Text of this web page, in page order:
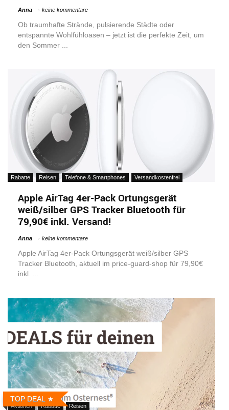
Anna keine kommentare
Ob traumhafte Strände, pulsierende Städte oder
entspannte Wohlfühloasen – jetzt ist die perfekte Zeit, um
den Sommer ...
Rabatte Reisen Telefone & Smartphones Versandkostenfrei
Apple AirTag 4er-Pack Ortungsgerät
weiß/silber GPS Tracker Bluetooth für
79,90€ inkl. Versand!
Anna keine kommentare
Apple AirTag 4er-Pack Ortungsgerät weiß/silber GPS
Tracker Bluetooth, aktuell im price-guard-shop für 79,90€
inkl. ...
TOP DEAL
Aktionen Rabatte Reisen